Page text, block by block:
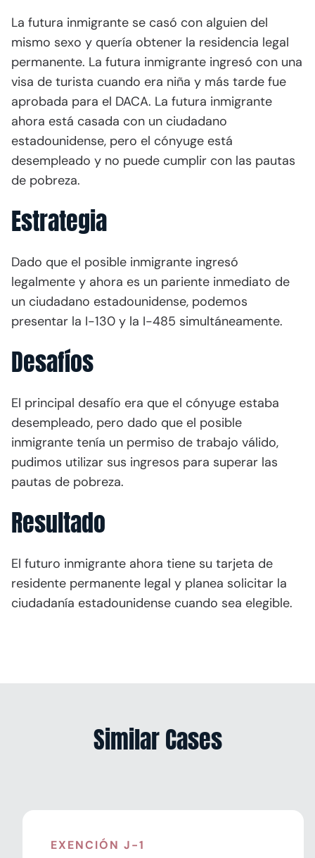
La futura inmigrante se casó con alguien del
mismo sexo y quería obtener la residencia legal
permanente. La futura inmigrante ingresó con una
visa de turista cuando era niña y más tarde fue
aprobada para el DACA. La futura inmigrante
ahora está casada con un ciudadano
estadounidense, pero el cónyuge está
desempleado y no puede cumplir con las pautas
de pobreza.
Estrategia
Dado que el posible inmigrante ingresó
legalmente y ahora es un pariente inmediato de
un ciudadano estadounidense, podemos
presentar la I-130 y la I-485 simultáneamente.
Desafíos
El principal desafío era que el cónyuge estaba
desempleado, pero dado que el posible
inmigrante tenía un permiso de trabajo válido,
pudimos utilizar sus ingresos para superar las
pautas de pobreza.
Resultado
El futuro inmigrante ahora tiene su tarjeta de
residente permanente legal y planea solicitar la
ciudadanía estadounidense cuando sea elegible.
Similar Cases
EXENCIÓN J-1